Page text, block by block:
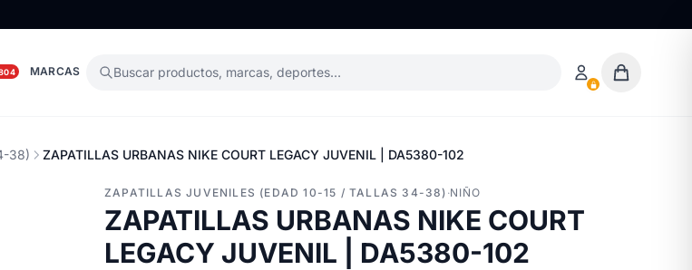
MARCAS Buscar productos, marcas, deportes…
38) ZAPATILLAS URBANAS NIKE COURT LEGACY JUVENIL | DA5380-102
ZAPATILLAS JUVENILES (EDAD 10-15 / TALLAS 34-38) ·NIÑO
ZAPATILLAS URBANAS NIKE COURT
LEGACY JUVENIL | DA5380-102